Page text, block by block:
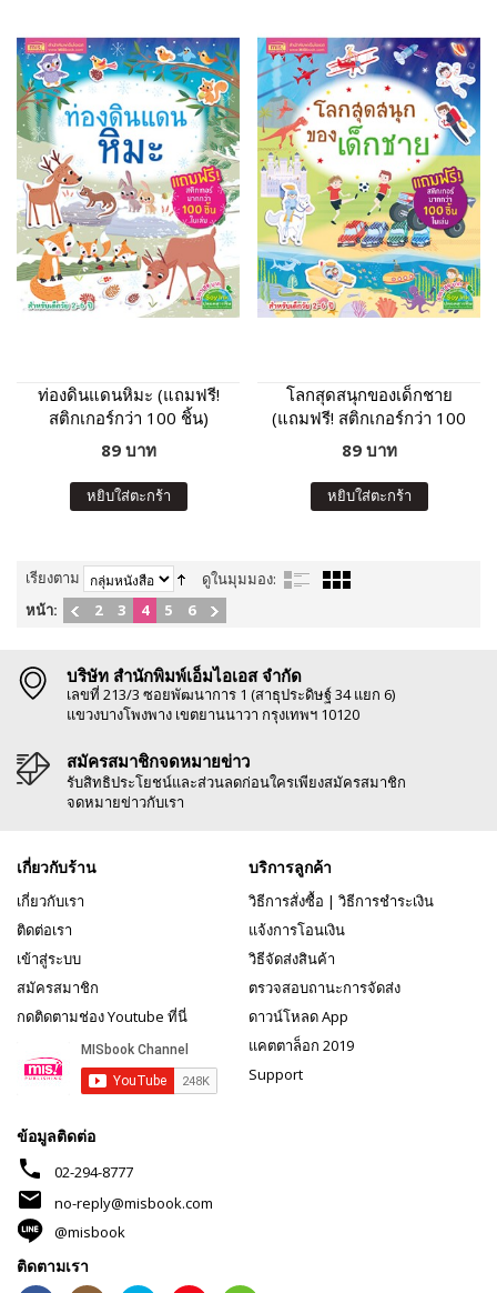
ท่องดินแดนหิมะ (แถมฟรี!
สติกเกอร์กว่า 100 ชิ้น)
89 บาท
หยิบใส่ตะกร้า
โลกสุดสนุกของเด็กชาย
(แถมฟรี! สติกเกอร์กว่า 100
ชิ้น)
89 บาท
หยิบใส่ตะกร้า
เรียงตาม
ดูในมุมมอง:
หน้า:
2 3 4 5 6
บริษัท สำนักพิมพ์เอ็มไอเอส จำกัด
เลขที่ 213/3 ซอยพัฒนาการ 1 (สาธุประดิษฐ์ 34 แยก 6)
แขวงบางโพงพาง เขตยานนาวา กรุงเทพฯ 10120
สมัครสมาชิกจดหมายข่าว
รับสิทธิประโยชน์และส่วนลดก่อนใครเพียงสมัครสมาชิก
จดหมายข่าวกับเรา
เกี่ยวกับร้าน
เกี่ยวกับเรา
ติดต่อเรา
เข้าสู่ระบบ
สมัครสมาชิก
กดติดตามช่อง Youtube ที่นี่
บริการลูกค้า
วิธีการสั่งซื้อ | วิธีการชำระเงิน
แจ้งการโอนเงิน
วิธีจัดส่งสินค้า
ตรวจสอบถานะการจัดส่ง
ดาวน์โหลด App
แคตตาล็อก 2019
Support
ข้อมูลติดต่อ
phone 02-294-8777
mail
no-reply@misbook.com
@misbook
ติดตามเรา